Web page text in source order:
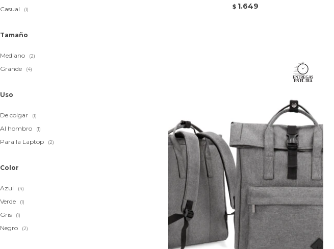
$ 1.649
Casual (1)
Tamaño
Mediano (2)
Grande (4)
Uso
De colgar (1)
Al hombro (1)
Para la Laptop (2)
Color
Azul (4)
Verde (1)
Gris (1)
Negro (2)